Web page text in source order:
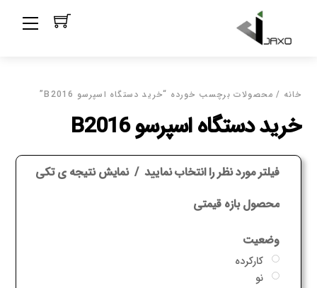
content
خانه / محصولات برچسب خورده “خرید دستگاه اسپرسو B2016”
خرید دستگاه اسپرسو B2016
فیلتر مورد نظر را انتخاب نمایید نمایش نتیجه ی تکی
محصول بازه قیمتی
وضعیت
کارکرده
نو